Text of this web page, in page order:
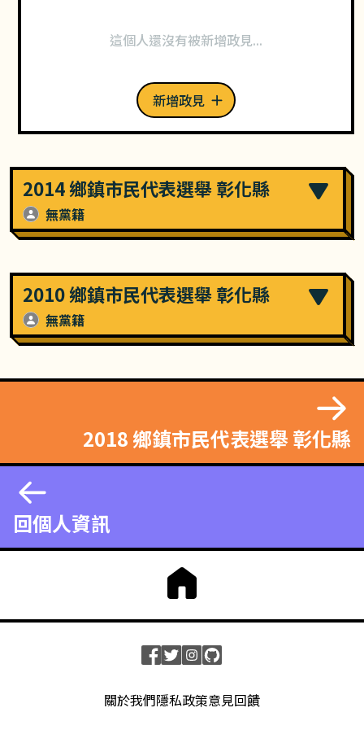
這個人還沒有被新增政見...
新增政見
2014 鄉鎮市民代表選舉 彰化縣
無黨籍
2010 鄉鎮市民代表選舉 彰化縣
無黨籍
回個人資訊
2018 鄉鎮市民代表選舉 彰化縣
關於我們隱私政策意見回饋